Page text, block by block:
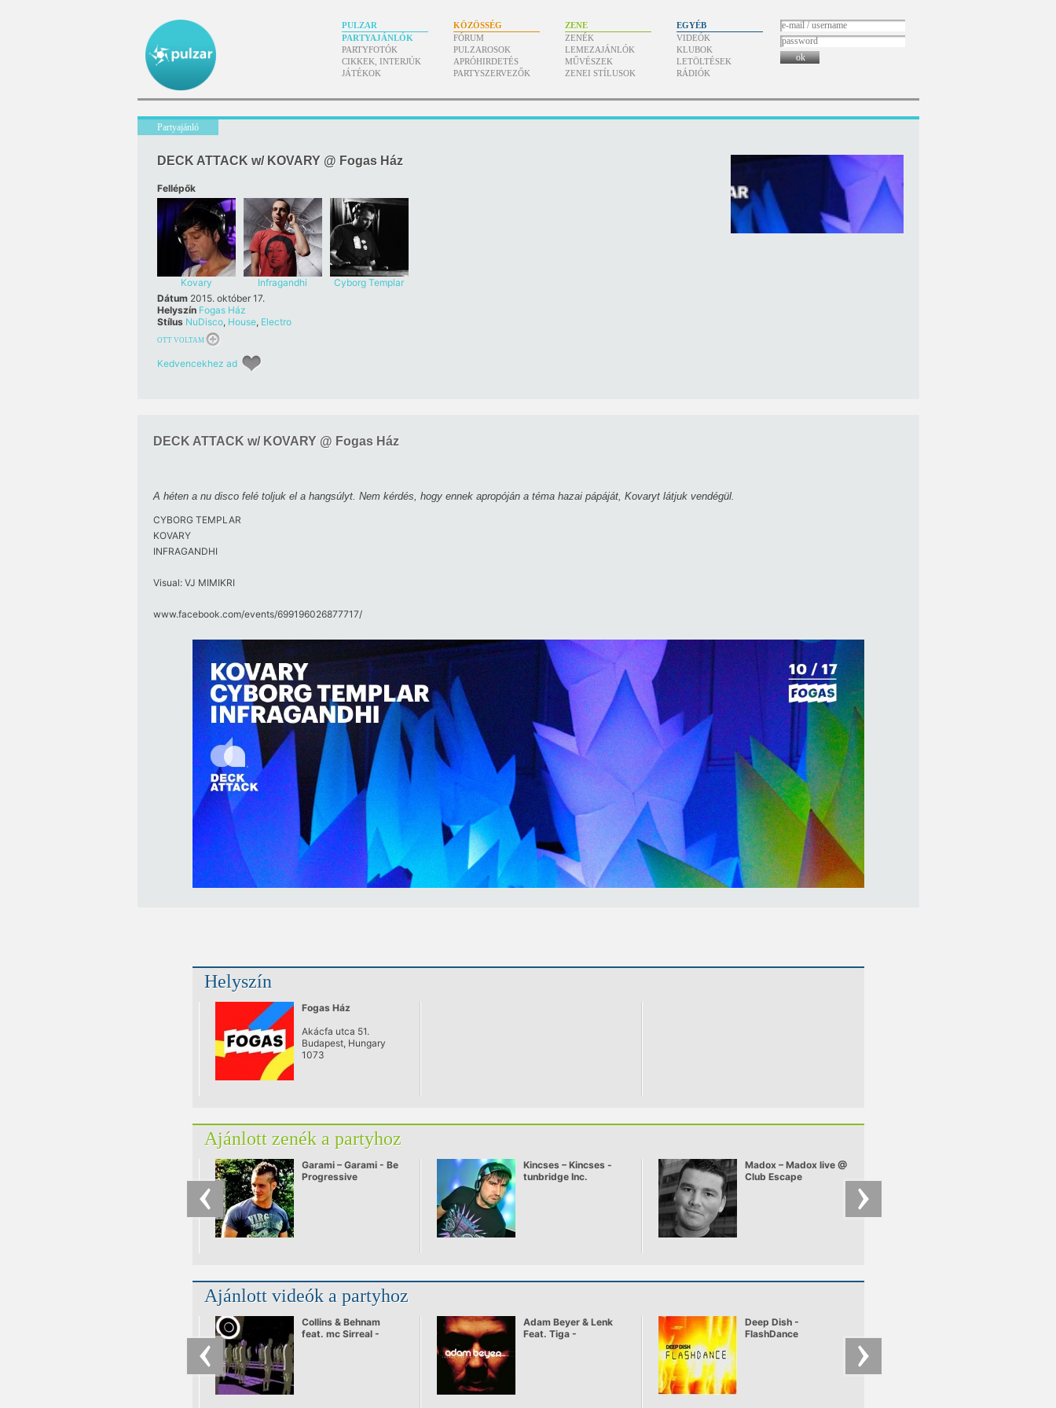
PULZAR
PARTYAJÁNLÓK
PARTYFOTÓK
CIKKEK, INTERJÚK
JÁTÉKOK
KÖZÖSSÉG
FÓRUM
PULZAROSOK
APRÓHIRDETÉS
PARTYSZERVEZŐK
ZENE
ZENÉK
LEMEZAJÁNLÓK
MŰVÉSZEK
ZENEI STÍLUSOK
EGYÉB
VIDEÓK
KLUBOK
LETÖLTÉSEK
RÁDIÓK
ok
Partyajánló
DECK ATTACK w/ KOVARY @ Fogas Ház
Fellépők
Kovary Infragandhi
Cyborg Templar
Dátum 2015. október 17.
Helyszín Fogas Ház
Stílus NuDisco, House, Electro
OTT VOLTAM
Kedvencekhez ad
DECK ATTACK w/ KOVARY @ Fogas Ház
A héten a nu disco felé toljuk el a hangsúlyt. Nem kérdés, hogy ennek apropóján a téma hazai pápáját, Kovaryt látjuk vendégül.
CYBORG TEMPLAR
KOVARY
INFRAGANDHI
Visual: VJ MIMIKRI
www.facebook.com/​events/​699196026877717/​
Helyszín
Fogas Ház
Akácfa utca 51.
Budapest, Hungary
1073
Ajánlott zenék a partyhoz
Garami – Garami - Be
Progressive
Kincses – Kincses -
tunbridge Inc.
Madox – Madox live @
Club Escape
Ajánlott videók a partyhoz
Collins & Behnam
feat. mc Sirreal -
Adam Beyer & Lenk
Feat. Tiga -
Deep Dish -
FlashDance